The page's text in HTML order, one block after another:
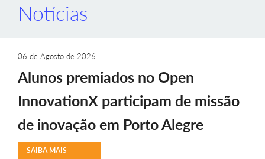
Notícias
06 de Agosto de 2026
Alunos premiados no Open
InnovationX participam de missão
de inovação em Porto Alegre
SAIBA MAIS